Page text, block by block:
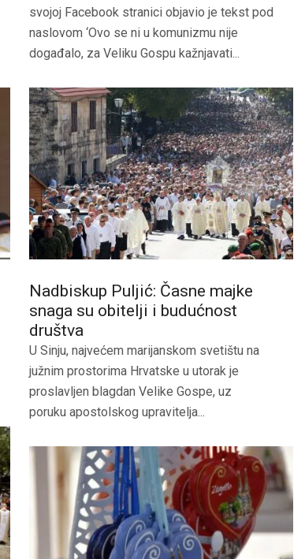
svojoj Facebook stranici objavio je tekst pod
naslovom ‘Ovo se ni u komunizmu nije
događalo, za Veliku Gospu kažnjavati...
Nadbiskup Puljić: Časne majke
snaga su obitelji i budućnost
društva
U Sinju, najvećem marijanskom svetištu na
južnim prostorima Hrvatske u utorak je
proslavljen blagdan Velike Gospe, uz
poruku apostolskog upravitelja...